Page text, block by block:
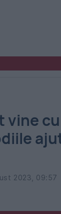
vine
2023, 09:57